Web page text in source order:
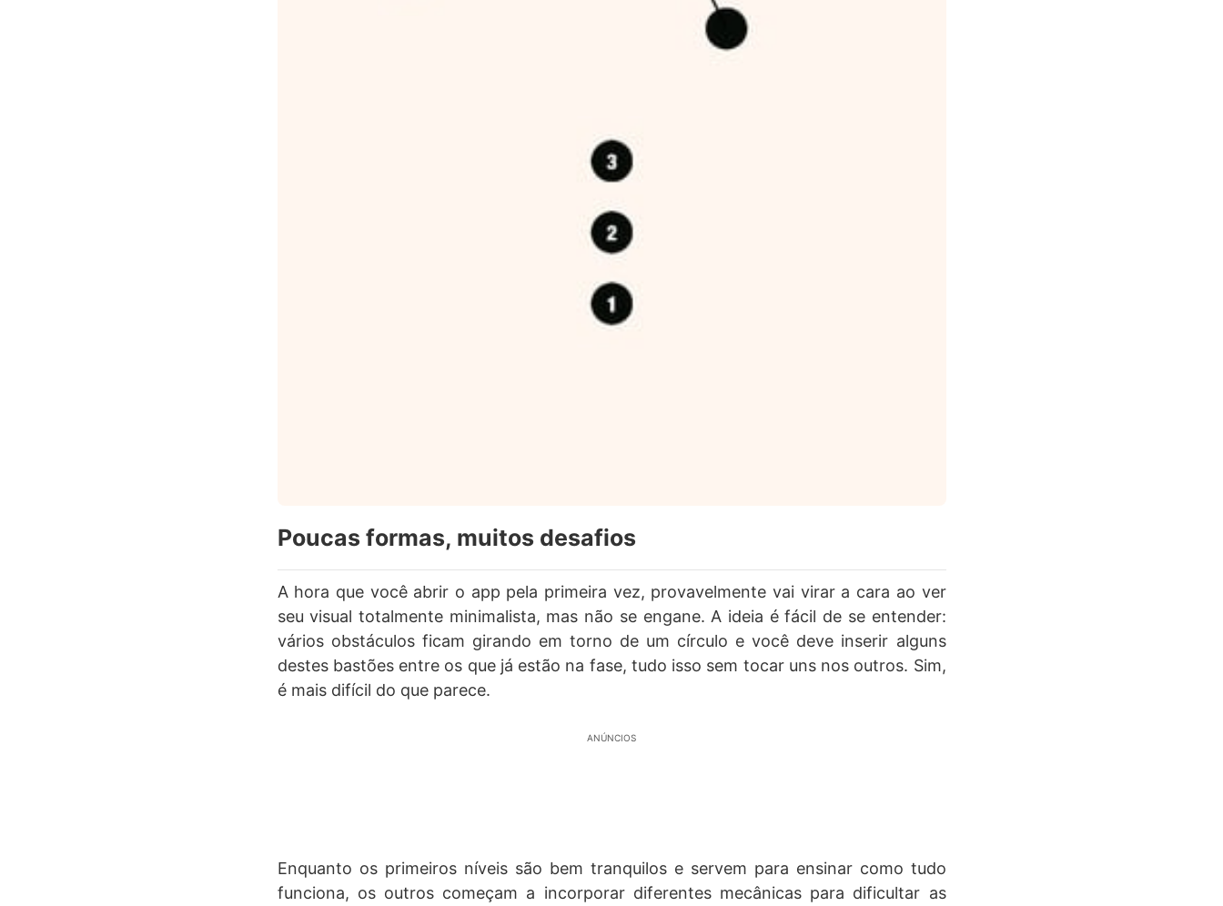
Poucas formas, muitos desafios
A hora que você abrir o app pela primeira vez, provavelmente vai virar a cara ao ver
seu visual totalmente minimalista, mas não se engane. A ideia é fácil de se entender:
vários obstáculos ficam girando em torno de um círculo e você deve inserir alguns
destes bastões entre os que já estão na fase, tudo isso sem tocar uns nos outros. Sim,
é mais difícil do que parece.
ANÚNCIOS
Enquanto os primeiros níveis são bem tranquilos e servem para ensinar como tudo
funciona, os outros começam a incorporar diferentes mecânicas para dificultar as